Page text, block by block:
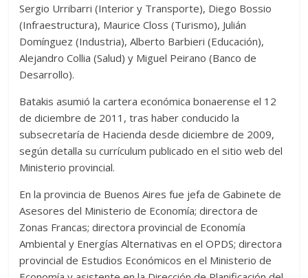
Sergio Urribarri (Interior y Transporte), Diego Bossio
(Infraestructura), Maurice Closs (Turismo), Julián
Domínguez (Industria), Alberto Barbieri (Educación),
Alejandro Collia (Salud) y Miguel Peirano (Banco de
Desarrollo).
Batakis asumió la cartera económica bonaerense el 12
de diciembre de 2011, tras haber conducido la
subsecretaría de Hacienda desde diciembre de 2009,
según detalla su currículum publicado en el sitio web del
Ministerio provincial.
En la provincia de Buenos Aires fue jefa de Gabinete de
Asesores del Ministerio de Economía; directora de
Zonas Francas; directora provincial de Economía
Ambiental y Energías Alternativas en el OPDS; directora
provincial de Estudios Económicos en el Ministerio de